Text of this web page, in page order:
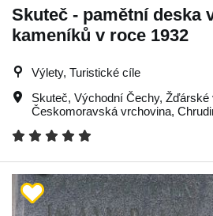
Skuteč - pamětní deska
kameníků v roce 1932
Výlety, Turistické cíle
Skuteč, Východní Čechy, Žďárské
Českomoravská vrchovina,